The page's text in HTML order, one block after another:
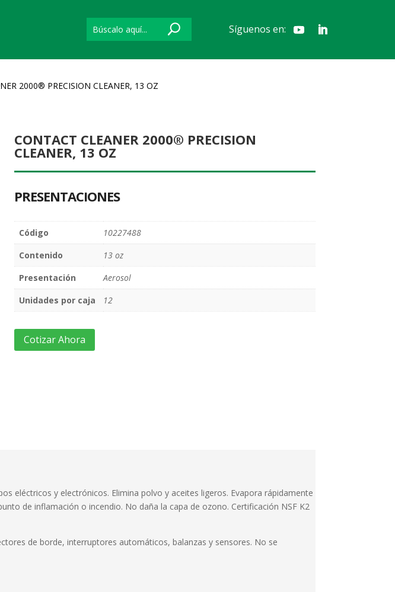
Síguenos en:
2000® PRECISION CLEANER, 13 OZ
CONTACT CLEANER 2000® PRECISION
CLEANER, 13 OZ
PRESENTACIONES
Código
10227488
Contenido
13 oz
Presentación
Aerosol
Unidades por caja
12
Cotizar Ahora
eléctricos y electrónicos. Elimina polvo y aceites ligeros. Evapora rápidamente
de inflamación o incendio. No daña la capa de ozono. Certificación NSF K2
de borde, interruptores automáticos, balanzas y sensores. No se